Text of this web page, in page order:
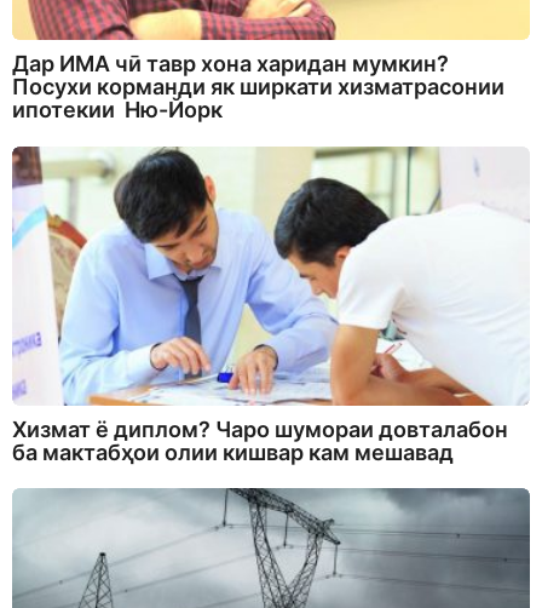
Дар ИМА чӣ тавр хона харидан мумкин?
Посухи корманди як ширкати хизматрасонии
ипотекии Ню-Йорк
Хизмат ё диплом? Чаро шумораи довталабон
ба мактабҳои олии кишвар кам мешавад